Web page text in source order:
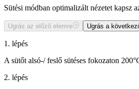
Sütési módban optimalizált nézetet kapsz
Ugrás az előző elemre Ugrás a
1. lépés
A sütőt alsó-/ feslő sütéses fokozaton
2. lépés